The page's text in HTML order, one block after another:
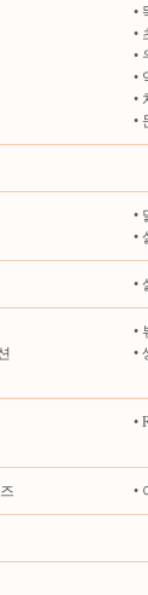
•
•
•
•
•
•
•
•
•
•
•
•
•